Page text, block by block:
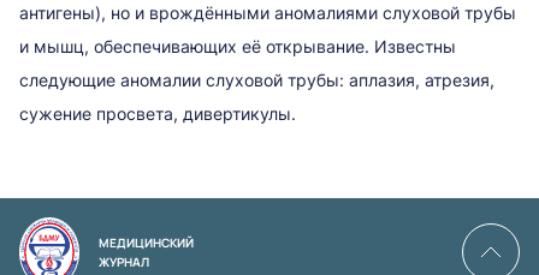
антигены), но и врождёнными аномалиями слуховой трубы
и мышц, обеспечивающих её открывание. Известны
следующие аномалии слуховой трубы: аплазия, атрезия,
сужение просвета, дивертикулы.
МЕДИЦИНСКИЙ
ЖУРНАЛ